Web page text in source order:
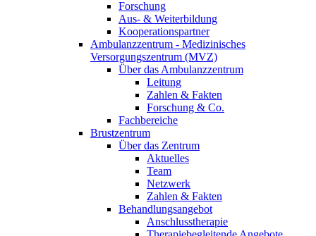
Forschung
Aus- & Weiterbildung
Kooperationspartner
Ambulanzzentrum - Medizinisches
Versorgungszentrum (MVZ)
Über das Ambulanzzentrum
Leitung
Zahlen & Fakten
Forschung & Co.
Fachbereiche
Brustzentrum
Über das Zentrum
Aktuelles
Team
Netzwerk
Zahlen & Fakten
Behandlungsangebot
Anschlusstherapie